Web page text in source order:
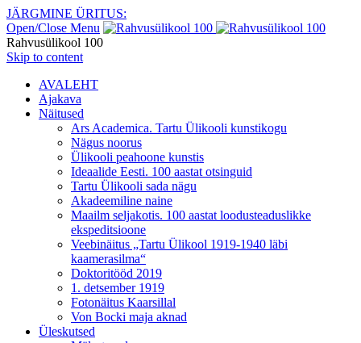
JÄRGMINE ÜRITUS:
Open/Close Menu
Rahvusülikool 100
Skip to content
AVALEHT
Ajakava
Näitused
Ars Academica. Tartu Ülikooli kunstikogu
Nägus noorus
Ülikooli peahoone kunstis
Ideaalide Eesti. 100 aastat otsinguid
Tartu Ülikooli sada nägu
Akadeemiline naine
Maailm seljakotis. 100 aastat loodusteaduslikke
ekspeditsioone
Veebinäitus „Tartu Ülikool 1919-1940 läbi
kaamerasilma“
Doktoritööd 2019
1. detsember 1919
Fotonäitus Kaarsillal
Von Bocki maja aknad
Üleskutsed